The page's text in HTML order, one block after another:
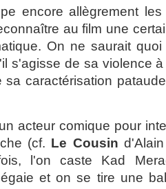
encore allègrement
au film une
On ne saurait
s'agisse de sa violence
sa caractérisation
acteur comique pour
(cf. Le Cousin
l'on caste Kad
et on se tire une